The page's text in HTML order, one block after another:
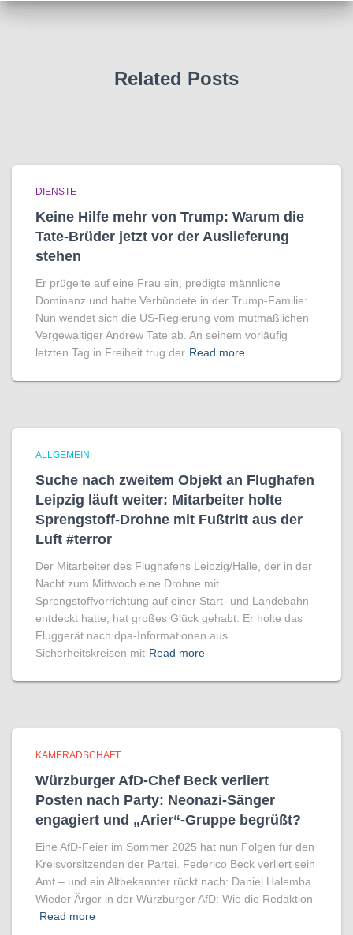
Related Posts
DIENSTE
Keine Hilfe mehr von Trump: Warum die
Tate-Brüder jetzt vor der Auslieferung
stehen
Er prügelte auf eine Frau ein, predigte männliche
Dominanz und hatte Verbündete in der Trump-Familie:
Nun wendet sich die US-Regierung vom mutmaßlichen
Vergewaltiger Andrew Tate ab. An seinem vorläufig
letzten Tag in Freiheit trug der Read more
ALLGEMEIN
Suche nach zweitem Objekt an Flughafen
Leipzig läuft weiter: Mitarbeiter holte
Sprengstoff-Drohne mit Fußtritt aus der
Luft #terror
Der Mitarbeiter des Flughafens Leipzig/Halle, der in der
Nacht zum Mittwoch eine Drohne mit
Sprengstoffvorrichtung auf einer Start- und Landebahn
entdeckt hatte, hat großes Glück gehabt. Er holte das
Fluggerät nach dpa-Informationen aus
Sicherheitskreisen mit Read more
KAMERADSCHAFT
Würzburger AfD-Chef Beck verliert
Posten nach Party: Neonazi-Sänger
engagiert und „Arier“-Gruppe begrüßt?
Eine AfD-Feier im Sommer 2025 hat nun Folgen für den
Kreisvorsitzenden der Partei. Federico Beck verliert sein
Amt – und ein Altbekannter rückt nach: Daniel Halemba.
Wieder Ärger in der Würzburger AfD: Wie die Redaktion
Read more